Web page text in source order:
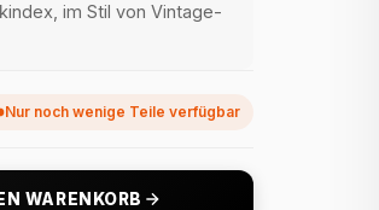
im Stil von Vintage-
Nur noch wenige Teile verfügbar
WARENKORB